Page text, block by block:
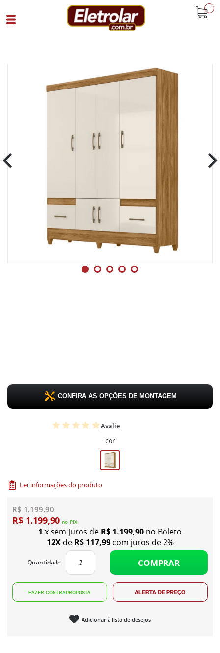
Home Quarto Roupeiros
SKU 108309|1326|1
CONFIRA AS OPÇÕES DE MONTAGEM
Avalie
cor
Ler informações do produto
R$ 1.199,90
R$ 1.199,90 no PIX
1 x sem juros de R$ 1.199,90 no Boleto
12Xde R$ 117,99 com juros de 2%
Quantidade COMPRAR
Adicionar à lista de desejos